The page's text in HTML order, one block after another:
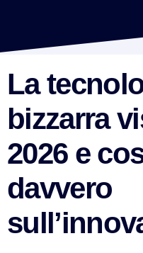
La
bizzarra
2026 e
davvero